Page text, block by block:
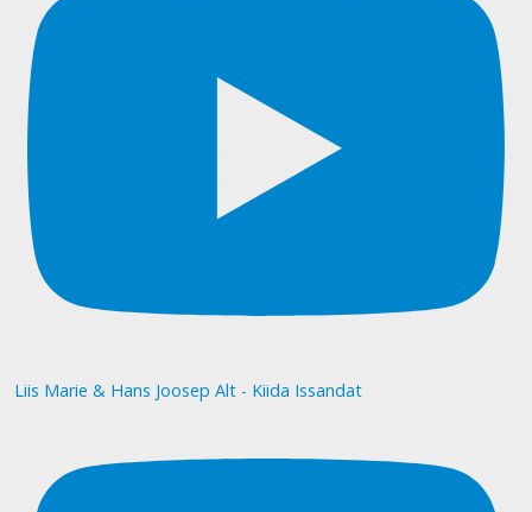
Liis Marie & Hans Joosep Alt - Kiida Issandat